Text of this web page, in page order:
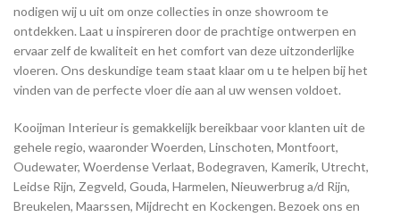
nodigen wij u uit om onze collecties in onze showroom te
ontdekken. Laat u inspireren door de prachtige ontwerpen en
ervaar zelf de kwaliteit en het comfort van deze uitzonderlijke
vloeren. Ons deskundige team staat klaar om u te helpen bij het
vinden van de perfecte vloer die aan al uw wensen voldoet.
Kooijman Interieur is gemakkelijk bereikbaar voor klanten uit de
gehele regio, waaronder Woerden, Linschoten, Montfoort,
Oudewater, Woerdense Verlaat, Bodegraven, Kamerik, Utrecht,
Leidse Rijn, Zegveld, Gouda, Harmelen, Nieuwerbrug a/d Rijn,
Breukelen, Maarssen, Mijdrecht en Kockengen. Bezoek ons en